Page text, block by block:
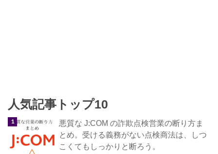
人気記事トップ10
悪質な J:COM の詐欺点検営業の断り方ま
とめ。受ける義務がない点検商法は、しつ
こくてもしっかりと断ろう。